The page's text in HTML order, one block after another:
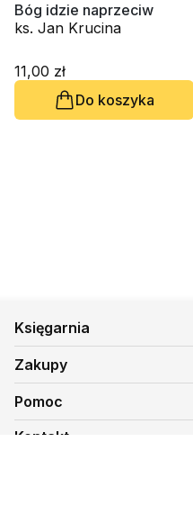
Bóg idzie naprzeciw
ks. Jan Krucina
11,00 zł
Do koszyka
Księgarnia
Zakupy
Pomoc
Kontakt